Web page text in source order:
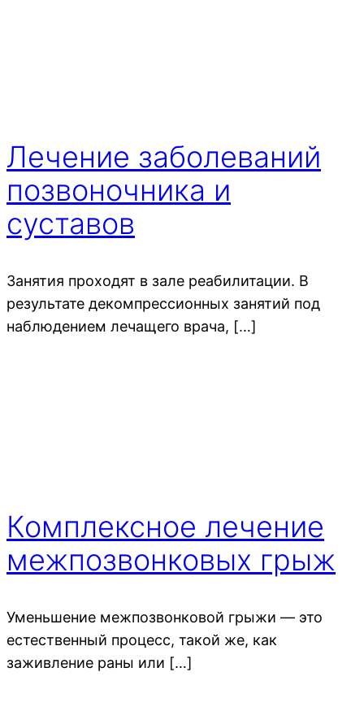
Лечение заболеваний
позвоночника и
суставов
Занятия проходят в зале реабилитации. В
результате декомпрессионных занятий под
наблюдением лечащего врача, […]
Комплексное лечение
межпозвонковых грыж
Уменьшение межпозвонковой грыжи — это
естественный процесс, такой же, как
заживление раны или […]